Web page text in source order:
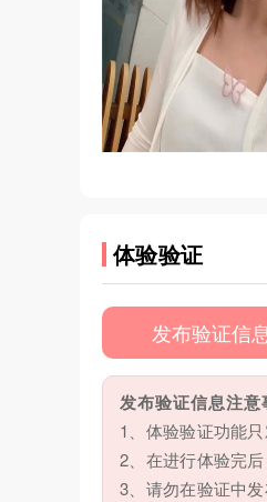
体验验证
发布验证信
发布验证信息注意
1、体验验证功能
2、在进行体验完
3、请勿在验证中